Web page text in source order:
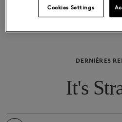
est capable de se relever."
DERNIÈRES
It's
Cookies Settings